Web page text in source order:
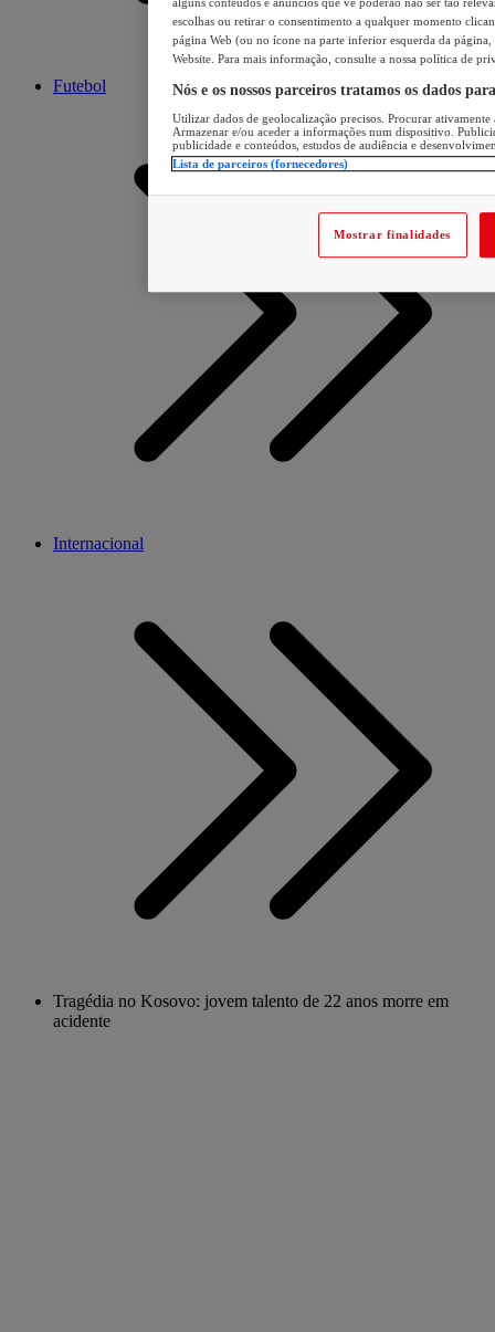
Futebol
Internacional
Tragédia no Kosovo: jovem talento de 22 anos morre em
acidente
alguns conteúdos e anúncios que vê poderão não ser tão
escolhas ou retirar o consentimento a qualquer momento
página Web (ou no ícone na parte inferior esquerda da página,
Website. Para mais informação, consulte a nossa política de
Nós e os nossos parceiros tratamos os dados
Utilizar dados de geolocalização precisos. Procurar
Armazenar e/ou aceder a informações num dispositivo.
publicidade e conteúdos, estudos de audiência e
Lista de parceiros (fornecedores)
Mostrar finalidades